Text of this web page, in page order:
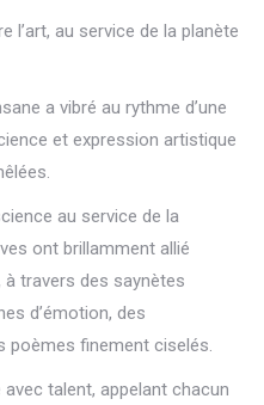
l’art, au service de la planète
a vibré au rythme d’une
et expression artistique
au service de la
ont brillamment allié
travers des saynètes
d’émotion, des
poèmes finement ciselés.
talent, appelant chacun